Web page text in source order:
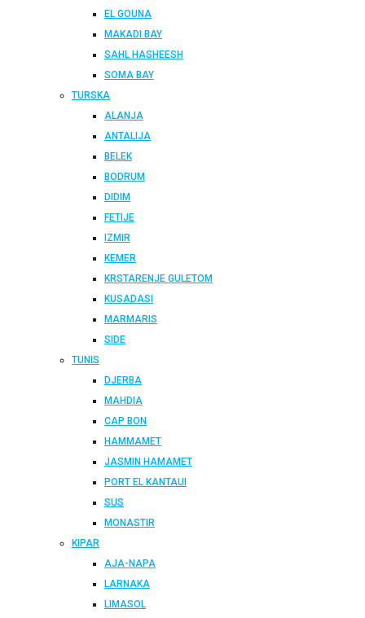
EL GOUNA
MAKADI BAY
SAHL HASHEESH
SOMA BAY
TURSKA
ALANJA
ANTALIJA
BELEK
BODRUM
DIDIM
FETIJE
IZMIR
KEMER
KRSTARENJE GULETOM
KUSADASI
MARMARIS
SIDE
TUNIS
DJERBA
MAHDIA
CAP BON
HAMMAMET
JASMIN HAMAMET
PORT EL KANTAUI
SUS
MONASTIR
KIPAR
AJA-NAPA
LARNAKA
LIMASOL